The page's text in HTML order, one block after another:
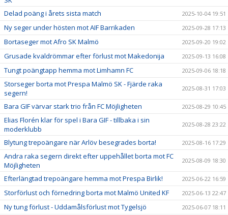
Delad poäng i årets sista match
2025-10-04 19:51
Ny seger under hösten mot AIF Barrikaden 2025-09-28 17:13
Bortaseger mot Afro SK Malmö 2025-09-20 19:02
Grusade kvaldrömmar efter förlust mot Makedonija 2025-09-13 16:08
Tungt poängtapp hemma mot Limhamn FC 2025-09-06 18:18
Storseger borta mot Prespa Malmö SK - Fjärde raka
segern!
2025-08-31 17:03
Bara GIF värvar stark trio från FC Möjligheten 2025-08-29 10:45
Elias Florén klar för spel i Bara GIF - tillbaka i sin
moderklubb
2025-08-28 23:22
Blytung trepoängare när Arlöv besegrades borta! 2025-08-16 17:29
Andra raka segern direkt efter uppehållet borta mot FC
Möjligheten
2025-08-09 18:30
Efterlängtad trepoängare hemma mot Prespa Birlik! 2025-06-22 16:59
Storförlust och förnedring borta mot Malmö United KF 2025-06-13 22:47
Ny tung förlust - Uddamålsförlust mot Tygelsjö 2025-06-07 18:11